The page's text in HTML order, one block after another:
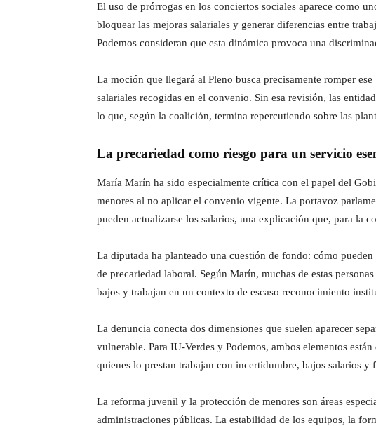
El uso de prórrogas en los conciertos sociales aparece como
bloquear las mejoras salariales y generar diferencias entre
Podemos consideran que esta dinámica provoca una
La moción que llegará al Pleno busca precisamente romper
salariales recogidas en el convenio. Sin esa revisión, las
lo que, según la coalición, termina repercutiendo sobre las
La precariedad como riesgo para un servicio
María Marín ha sido especialmente crítica con el papel del
menores al no aplicar el convenio vigente. La portavoz
pueden actualizarse los salarios, una explicación que, para la
La diputada ha planteado una cuestión de fondo: cómo
de precariedad laboral. Según Marín, muchas de estas
bajos y trabajan en un contexto de escaso reconocimiento
La denuncia conecta dos dimensiones que suelen aparecer
vulnerable. Para IU-Verdes y Podemos, ambos elementos
quienes lo prestan trabajan con incertidumbre, bajos salarios y
La reforma juvenil y la protección de menores son áreas
administraciones públicas. La estabilidad de los equipos, la